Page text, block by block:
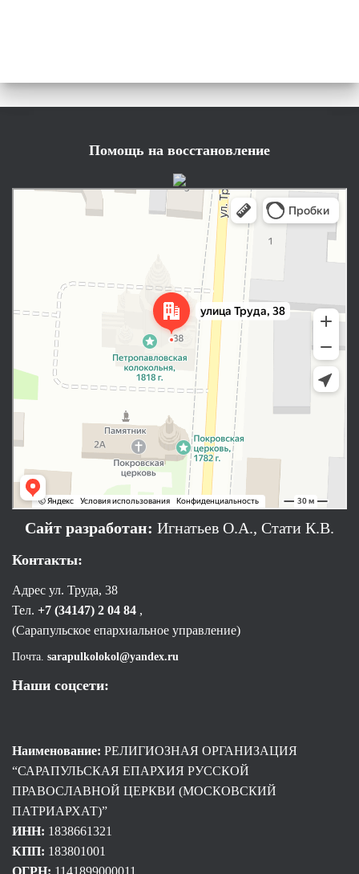
Помощь на восстановление
Сайт разработан: Игнатьев О.А., Стати К.В.
Контакты:
Адрес ул. Труда, 38
Тел. +7 (34147) 2 04 84 ,
(Сарапульское епархиальное управление)
Почта. sarapulkolokol@yandex.ru
Наши соцсети:
Наименование: РЕЛИГИОЗНАЯ ОРГАНИЗАЦИЯ
“САРАПУЛЬСКАЯ ЕПАРХИЯ РУССКОЙ
ПРАВОСЛАВНОЙ ЦЕРКВИ (МОСКОВСКИЙ
ПАТРИАРХАТ)”
ИНН: 1838661321
КПП: 183801001
ОГРН: 1141899000011